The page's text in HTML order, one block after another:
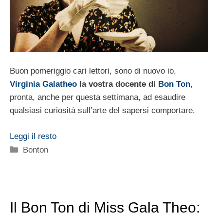
Buon pomeriggio cari lettori, sono di nuovo io,
Virginia Galatheo la vostra docente di Bon Ton,
pronta, anche per questa settimana, ad esaudire
qualsiasi curiosità sull’arte del sapersi comportare.
Leggi il resto
Categorie
Bonton
Il Bon Ton di Miss Gala Theo: